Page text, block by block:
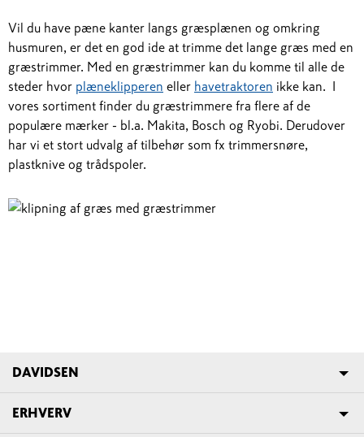
Vil du have pæne kanter langs græsplænen og omkring
husmuren, er det en god ide at trimme det lange græs med en
græstrimmer. Med en græstrimmer kan du komme til alle de
steder hvor plæneklipperen eller havetraktoren ikke kan. I
vores sortiment finder du græstrimmere fra flere af de
populære mærker - bl.a. Makita, Bosch og Ryobi. Derudover
har vi et stort udvalg af tilbehør som fx trimmersnøre,
plastknive og trådspoler.
DAVIDSEN
ERHVERV